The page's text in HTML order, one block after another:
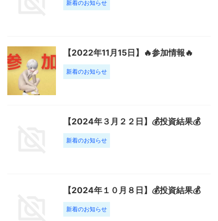
新着のお知らせ
【2022年11月15日】🔥参加情報🔥
新着のお知らせ
【2024年３月２２日】💰投資結果💰
新着のお知らせ
【2024年１０月８日】💰投資結果💰
新着のお知らせ